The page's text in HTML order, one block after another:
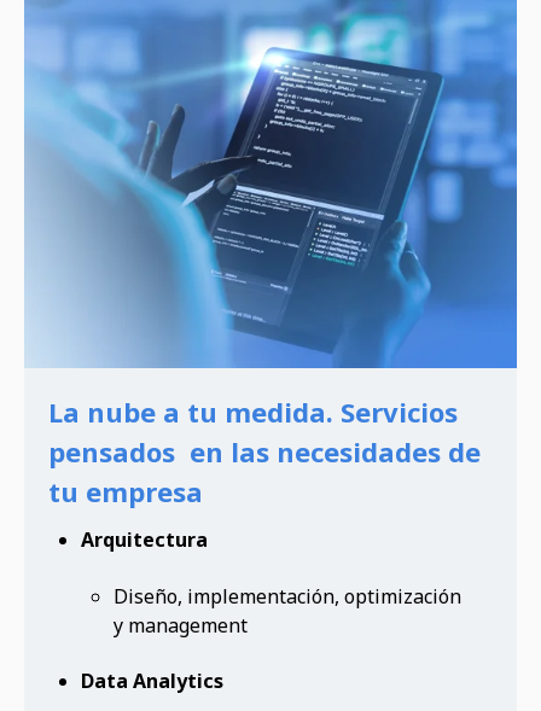
La nube a tu medida. Servicios
pensados en las necesidades de
tu empresa
Arquitectura
Diseño, implementación, optimización
y management
Data Analytics